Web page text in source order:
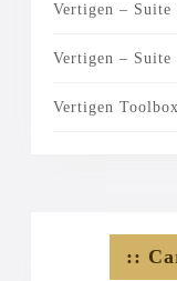
Vertigen – Suite
Vertigen – Suite
Vertigen Toolbox
::